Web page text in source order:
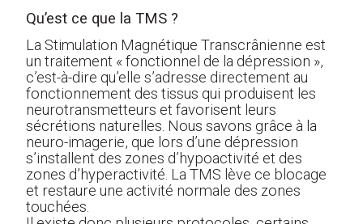
Qu’est ce que la TMS ?
La Stimulation Magnétique Transcrânienne est
un traitement « fonctionnel de la dépression »,
c’est-à-dire qu’elle s’adresse directement au
fonctionnement des tissus qui produisent les
neurotransmetteurs et favorisent leurs
sécrétions naturelles. Nous savons grâce à la
neuro-imagerie, que lors d’une dépression
s’installent des zones d’hypoactivité et des
zones d’hyperactivité. La TMS lève ce blocage
et restaure une activité normale des zones
touchées.